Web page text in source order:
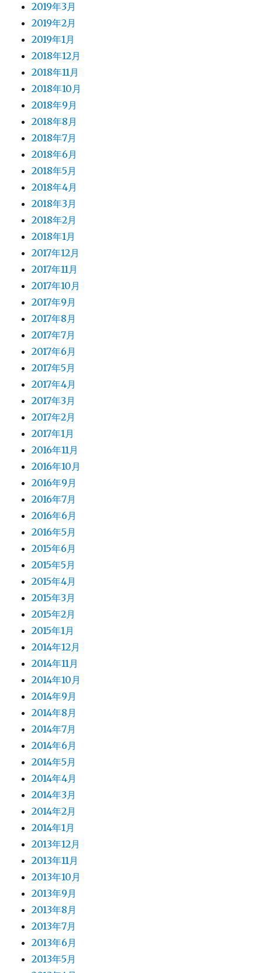
2019年3月
2019年2月
2019年1月
2018年12月
2018年11月
2018年10月
2018年9月
2018年8月
2018年7月
2018年6月
2018年5月
2018年4月
2018年3月
2018年2月
2018年1月
2017年12月
2017年11月
2017年10月
2017年9月
2017年8月
2017年7月
2017年6月
2017年5月
2017年4月
2017年3月
2017年2月
2017年1月
2016年11月
2016年10月
2016年9月
2016年7月
2016年6月
2016年5月
2015年6月
2015年5月
2015年4月
2015年3月
2015年2月
2015年1月
2014年12月
2014年11月
2014年10月
2014年9月
2014年8月
2014年7月
2014年6月
2014年5月
2014年4月
2014年3月
2014年2月
2014年1月
2013年12月
2013年11月
2013年10月
2013年9月
2013年8月
2013年7月
2013年6月
2013年5月